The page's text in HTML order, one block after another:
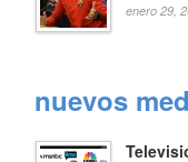
enero 29,
nuevos